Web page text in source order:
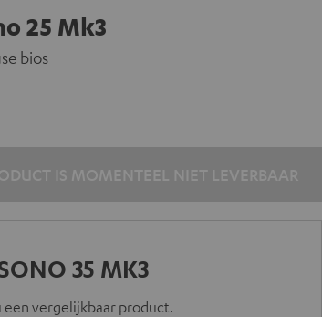
25 Mk3
bios
35 MK3
een vergelijkbaar product.